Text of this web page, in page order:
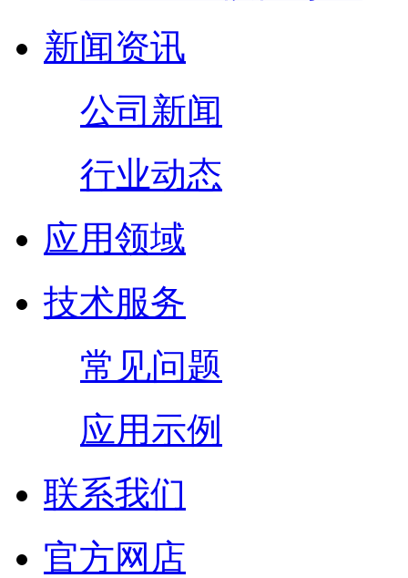
新闻资讯
公司新闻
行业动态
应用领域
技术服务
常见问题
应用示例
联系我们
官方网店